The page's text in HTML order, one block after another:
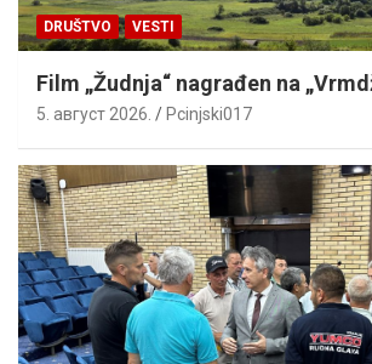
DRUŠTVO VESTI
Film „Žudnja“ nagrađen na
5. август 2026. Pcinjski017